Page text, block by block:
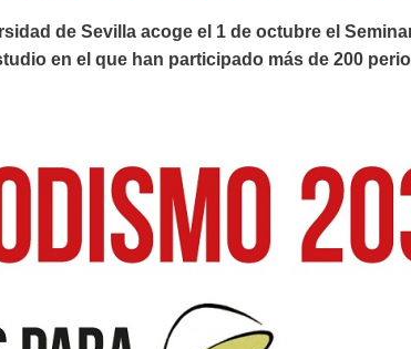
de Sevilla acoge el 1 de octubre el
en el que han participado más de 200